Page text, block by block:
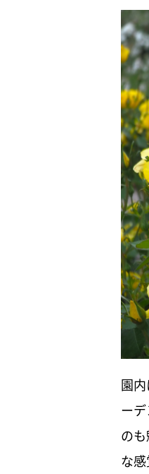
園
ー
の
な感